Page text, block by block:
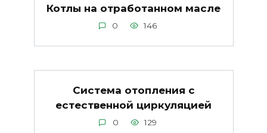
Котлы на отработанном масле
0 146
Система отопления с
естественной циркуляцией
0 129